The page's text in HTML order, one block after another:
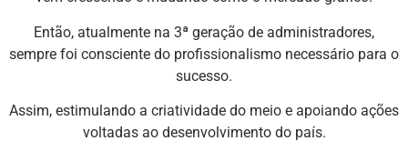
Então, atualmente na 3ª geração de administradores,
sempre foi consciente do profissionalismo necessário para o
sucesso.
Assim, estimulando a criatividade do meio e apoiando ações
voltadas ao desenvolvimento do país.